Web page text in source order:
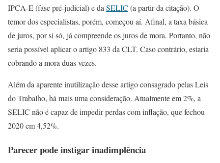
IPCA-E (fase pré-judicial) e daSELIC (a partir da citação). O
temor dos especialistas, porém, começou aí. Afinal, a taxa básica
de juros, por si só, já compreende os juros de mora. Portanto, não
seria possível aplicar o artigo 833 da CLT. Caso contrário, estaria
cobrando a mora duas vezes.
Além da aparente inutilização desse artigo consagrado pelas Leis
do Trabalho, há mais uma consideração. Atualmente em 2%, a
SELIC não é capaz de impedir perdas com inflação, que fechou
2020 em 4,52%.
Parecer pode instigar inadimplência